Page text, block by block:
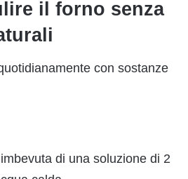
il forno senza
con sostanze
di una soluzione di 2